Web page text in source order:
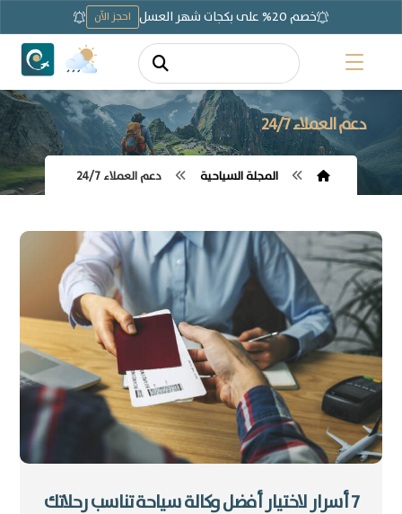
خصم 20% على بكجات شهر العسل احجز الآن
دعم العملاء 24/7
المجلة السياحية دعم العملاء 24/7
7 أسرار لاختيار أفضل وكالة سياحة تناسب رحلاتك